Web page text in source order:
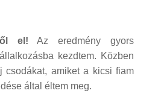
el! Az eredmény gyors
kezdtem. Közben
csodákat, amiket a kicsi fiam
által éltem meg.